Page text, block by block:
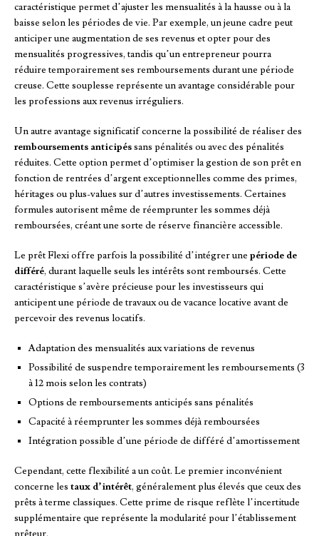
caractéristique permet d’ajuster les mensualités à la hausse ou à la
baisse selon les périodes de vie. Par exemple, un jeune cadre peut
anticiper une augmentation de ses revenus et opter pour des
mensualités progressives, tandis qu’un entrepreneur pourra
réduire temporairement ses remboursements durant une période
creuse. Cette souplesse représente un avantage considérable pour
les professions aux revenus irréguliers.
Un autre avantage significatif concerne la possibilité de réaliser des
remboursements anticipéssans pénalités ou avec des pénalités
réduites. Cette option permet d’optimiser la gestion de son prêt en
fonction de rentrées d’argent exceptionnelles comme des primes,
héritages ou plus-values sur d’autres investissements. Certaines
formules autorisent même de réemprunter les sommes déjà
remboursées, créant une sorte de réserve financière accessible.
Le prêt Flexi offre parfois la possibilité d’intégrer une période de
différé, durant laquelle seuls les intérêts sont remboursés. Cette
caractéristique s’avère précieuse pour les investisseurs qui
anticipent une période de travaux ou de vacance locative avant de
percevoir des revenus locatifs.
Adaptation des mensualités aux variations de revenus
Possibilité de suspendre temporairement les remboursements (3
à 12 mois selon les contrats)
Options de remboursements anticipés sans pénalités
Capacité à réemprunter les sommes déjà remboursées
Intégration possible d’une période de différé d’amortissement
Cependant, cette flexibilité a un coût. Le premier inconvénient
concerne les taux d’intérêt, généralement plus élevés que ceux des
prêts à terme classiques. Cette prime de risque reflète l’incertitude
supplémentaire que représente la modularité pour l’établissement